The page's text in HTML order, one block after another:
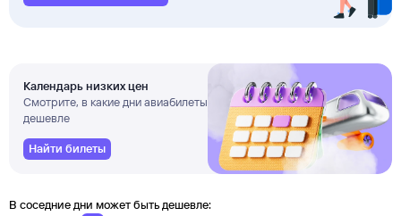
Календарь низких цен
Смотрите, в какие дни авиабилеты
дешевле
Найти билеты
В соседние дни может быть дешевле: